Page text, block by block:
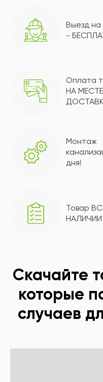
Выезд на
-
Оплата
НА
Монтаж
дня!
Товар
НАЛИЧИИ
Скачайте
которые
случаев